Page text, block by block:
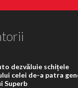
dezvăluie schițele
celei de-a patra
Superb